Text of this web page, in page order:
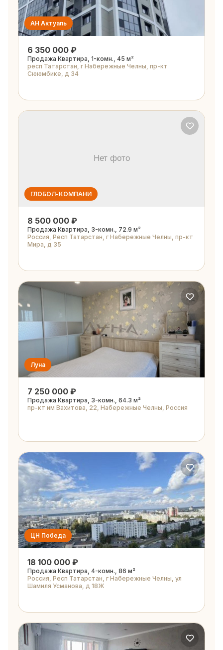
АН Актуаль
6 350 000 ₽
Продажа Квартира, 1-комн., 45 м²
респ Татарстан, г Набережные Челны, пр-кт
Сююмбике, д 34
ГЛОБОЛ-КОМПАНИ
8 500 000 ₽
Продажа Квартира, 3-комн., 72.9 м²
Россия, Респ Татарстан, г Набережные Челны, пр-кт
Мира, д 35
Луна
7 250 000 ₽
Продажа Квартира, 3-комн., 64.3 м²
пр-кт им Вахитова, 22, Набережные Челны, Россия
ЦН Победа
18 100 000 ₽
Продажа Квартира, 4-комн., 86 м²
Россия, Респ Татарстан, г Набережные Челны, ул
Шамиля Усманова, д 18Ж